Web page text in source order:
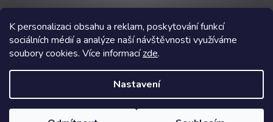
K personalizaci obsahu a reklam, poskytování funkcí
sociálních médií a analýze naší návštěvnosti využíváme
soubory cookies. Více informacízde.
Nastavení
p
Copyright 2026RAFOshop. Všechna práva vyhrazena.
cookies
Grafický návrh vytvořil a na Shoptet implementoval
Shoptetak.cz.